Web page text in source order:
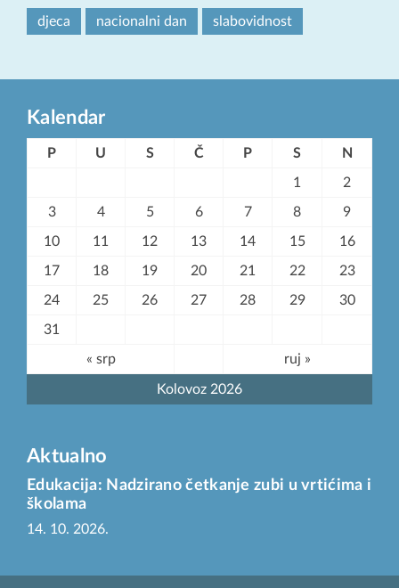
djeca nacionalni dan slabovidnost
Kalendar
Kolovoz 2026
P U S Č P S N
1 2
3 4 5 6 7 8 9
10 11 12 13 14 15 16
17 18 19 20 21 22 23
24 25 26 27 28 29 30
31
« srp ruj »
Aktualno
Edukacija: Nadzirano četkanje zubi u vrtićima i
školama
14. 10. 2026.